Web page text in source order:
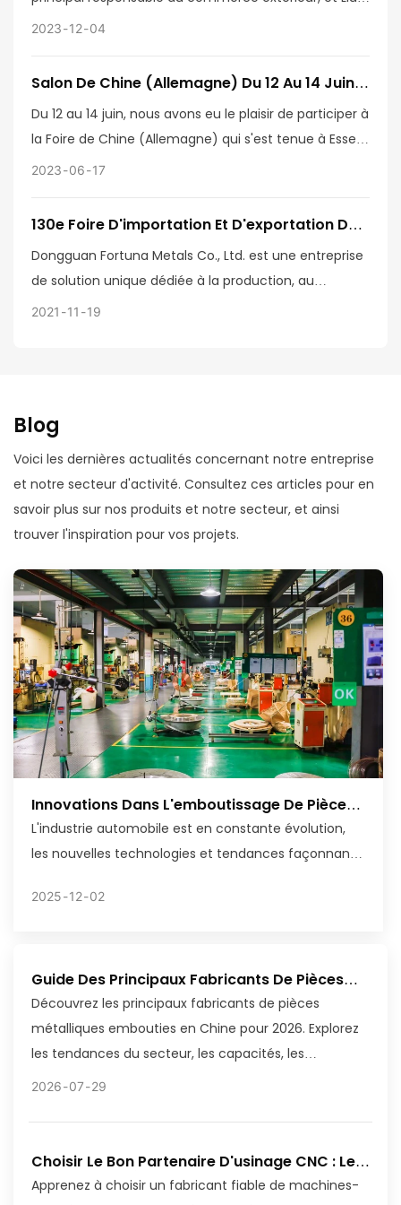
Jun, PDG de l'entreprise, se sont rendus au salon
2023 12 04
Salon De Chine (Allemagne) Du 12 Au 14 Juin À
Du 12 au 14 juin, nous avons eu le plaisir de participer à
la Foire de Chine (Allemagne) qui s'est tenue à Essen,
en Allemagne. En tant que l'une des principales
exposition nous a permis de présenter nos derniers
produits et technologies aux experts du secteur, aux
partenaires potentiels et aux clients.
2023 06 17
130e Foire D'importation Et D'exportation De
Dongguan Fortuna Metals Co., Ltd. est une entreprise
de solution unique dédiée à la production, au
traitement et à la production de produits matériels. À
Permettez à davantage d'entrepreneurs étrangers de
découvrir notre technologie de pointe dans le
domaine de l'emboutissage des métaux et du
traitement des pièces CNC
2021 11 19
Blog
Voici les dernières actualités concernant notre entreprise
et notre secteur d'activité. Consultez ces articles pour en
savoir plus sur nos produits et notre secteur, et ainsi
trouver l'inspiration pour vos projets.
Innovations Dans L'emboutissage De Pièces
Automobiles : Quelles Perspectives Pour
L'industrie automobile est en constante évolution,
les nouvelles technologies et tendances façonnant
L'emboutissage de pièces automobiles est un
feuilles de métal pour leur donner des formes et des
dimensions spécifiques, afin de créer des
composants tels que les portes, les capots et les
ailes. Avec l'essor des véhicules électriques et des
technologies de conduite autonome, les
et plus résistants, capables de répondre aux
exigences des véhicules modernes. Par conséquent,
2025 12 02
Guide Des Principaux Fabricants De Pièces
Embouties En Chine En 2026
Découvrez les principaux fabricants de pièces
métalliques embouties en Chine pour 2026. Explorez
les tendances du secteur, les capacités, les
certifications et comment choisir le bon partenaire.
2026 07 29
Choisir Le Bon Partenaire D'usinage CNC : Les
Qualités Clés À Rechercher
Apprenez à choisir un fabricant fiable de machines-